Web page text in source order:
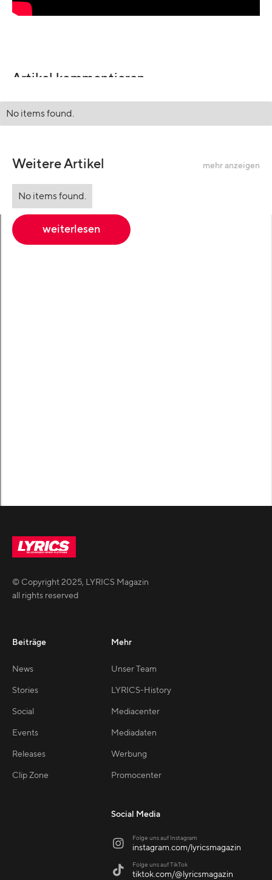
Artikel kommentieren
No items found.
Weitere Artikel mehr anzeigen
No items found.
weiterlesen
© Copyright2025, LYRICS Magazin
all rights reserved
Beiträge
News
Stories
Social
Events
Releases
Clip Zone
Mehr
Unser Team
LYRICS-History
Mediacenter
Mediadaten
Werbung
Promocenter
Social Media
 Folge uns auf Instagram
instagram.com/lyricsmagazin
 Folge uns auf TikTok
tiktok.com/@lyricsmagazin